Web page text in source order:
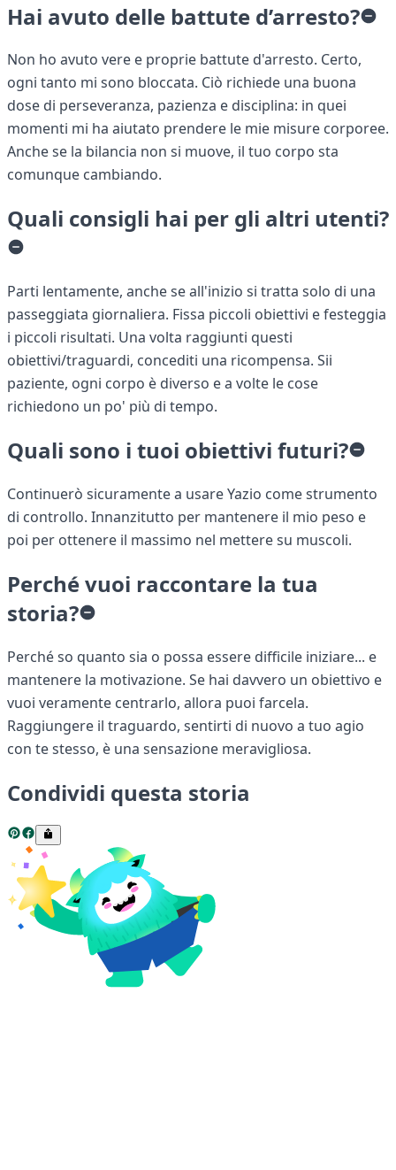
Hai avuto delle battute d’arresto?
Non ho avuto vere e proprie battute d'arresto. Certo,
ogni tanto mi sono bloccata. Ciò richiede una buona
dose di perseveranza, pazienza e disciplina: in quei
momenti mi ha aiutato prendere le mie misure corporee.
Anche se la bilancia non si muove, il tuo corpo sta
comunque cambiando.
Quali consigli hai per gli altri utenti?
Parti lentamente, anche se all'inizio si tratta solo di una
passeggiata giornaliera. Fissa piccoli obiettivi e festeggia
i piccoli risultati. Una volta raggiunti questi
obiettivi/traguardi, concediti una ricompensa. Sii
paziente, ogni corpo è diverso e a volte le cose
richiedono un po' più di tempo.
Quali sono i tuoi obiettivi futuri?
Continuerò sicuramente a usare Yazio come strumento
di controllo. Innanzitutto per mantenere il mio peso e
poi per ottenere il massimo nel mettere su muscoli.
Perché vuoi raccontare la tua
storia?
Perché so quanto sia o possa essere difficile iniziare... e
mantenere la motivazione. Se hai davvero un obiettivo e
vuoi veramente centrarlo, allora puoi farcela.
Raggiungere il traguardo, sentirti di nuovo a tuo agio
con te stesso, è una sensazione meravigliosa.
Condividi questa storia